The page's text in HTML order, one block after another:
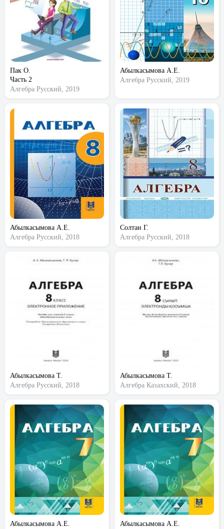
Пак О.
Часть 2
Алгебра Русский, 2019
Абылкасымова А.Е.
Алгебра Русский, 2019
Абылкасымова А.Е.
Алгебра Русский, 2018
Солтан Г.
Алгебра Русский, 2018
Абылкасымова Т.
Алгебра Русский, 2018
Абылкасымова Т.
Алгебра Казахский, 2018
Абылкасымова А.Е.
Абылкасымова А.Е.